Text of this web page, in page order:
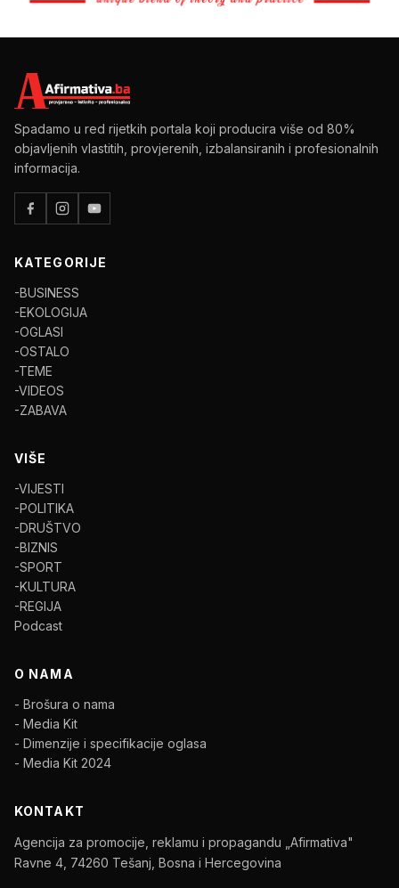
Spadamo u red rijetkih portala koji producira više od 80%
objavljenih vlastitih, provjerenih, izbalansiranih i profesionalnih
informacija.
KATEGORIJE
-BUSINESS
-EKOLOGIJA
-OGLASI
-OSTALO
-TEME
-VIDEOS
-ZABAVA
VIŠE
-VIJESTI
-POLITIKA
-DRUŠTVO
-BIZNIS
-SPORT
-KULTURA
-REGIJA
Podcast
O NAMA
- Brošura o nama
- Media Kit
- Dimenzije i specifikacije oglasa
- Media Kit 2024
KONTAKT
Agencija za promocije, reklamu i propagandu „Afirmativa"
Ravne 4, 74260 Tešanj, Bosna i Hercegovina